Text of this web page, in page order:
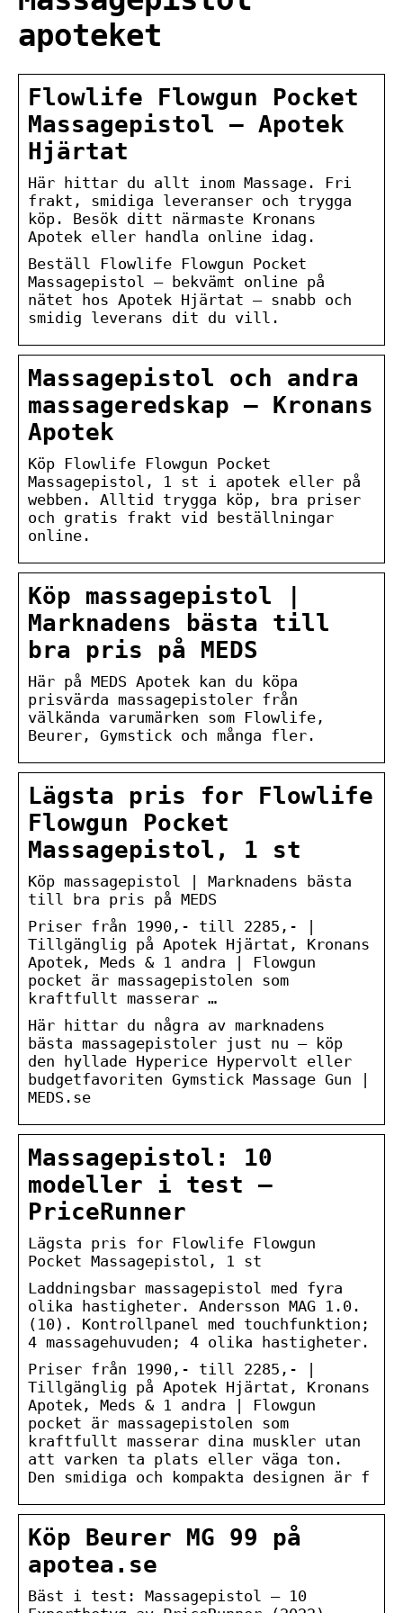
apoteket
Flowlife Flowgun Pocket
Massagepistol – Apotek
Hjärtat
Här hittar du allt inom Massage. Fri
frakt, smidiga leveranser och trygga
köp. Besök ditt närmaste Kronans
Apotek eller handla online idag.
Beställ Flowlife Flowgun Pocket
Massagepistol – bekvämt online på
nätet hos Apotek Hjärtat – snabb och
smidig leverans dit du vill.
Massagepistol och andra
massageredskap – Kronans
Apotek
Köp Flowlife Flowgun Pocket
Massagepistol, 1 st i apotek eller på
webben. Alltid trygga köp, bra priser
och gratis frakt vid beställningar
online.
Köp massagepistol |
Marknadens bästa till
bra pris på MEDS
Här på MEDS Apotek kan du köpa
prisvärda massagepistoler från
välkända varumärken som Flowlife,
Beurer, Gymstick och många fler.
Lägsta pris for Flowlife
Flowgun Pocket
Massagepistol, 1 st
Köp massagepistol | Marknadens bästa
till bra pris på MEDS
Priser från 1990,- till 2285,- |
Tillgänglig på Apotek Hjärtat, Kronans
Apotek, Meds & 1 andra | Flowgun
pocket är massagepistolen som
kraftfullt masserar …
Här hittar du några av marknadens
bästa massagepistoler just nu – köp
den hyllade Hyperice Hypervolt eller
budgetfavoriten Gymstick Massage Gun |
MEDS.se
Massagepistol: 10
modeller i test –
PriceRunner
Lägsta pris for Flowlife Flowgun
Pocket Massagepistol, 1 st
Laddningsbar massagepistol med fyra
olika hastigheter. Andersson MAG 1.0.
(10). Kontrollpanel med touchfunktion;
4 massagehuvuden; 4 olika hastigheter.
Priser från 1990,- till 2285,- |
Tillgänglig på Apotek Hjärtat, Kronans
Apotek, Meds & 1 andra | Flowgun
pocket är massagepistolen som
kraftfullt masserar dina muskler utan
att varken ta plats eller väga ton.
Den smidiga och kompakta designen är f
Köp Beurer MG 99 på
apotea.se
Bäst i test: Massagepistol – 10